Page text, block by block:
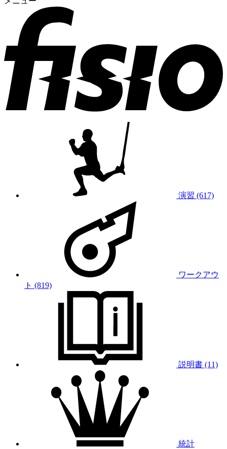
演習 (617)
ワークアウ
ト (819)
説明書 (11)
統計